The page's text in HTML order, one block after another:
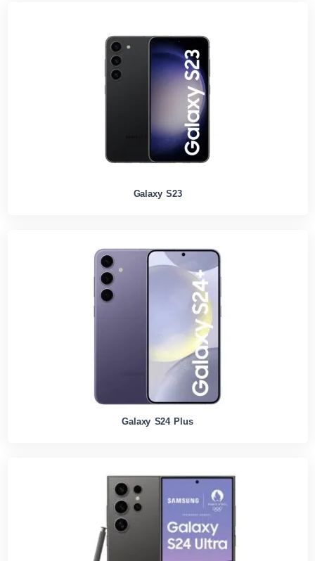
Galaxy S23
Galaxy S24 Plus